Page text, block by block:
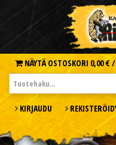
NÄYTÄ OSTOSKORI 0,00 € /
KIRJAUDU